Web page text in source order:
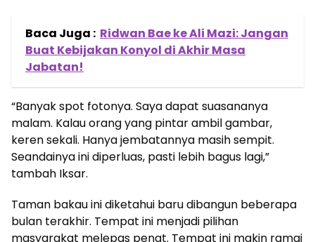
Baca Juga : Ridwan Bae ke Ali Mazi: Jangan
Buat Kebijakan Konyol di Akhir Masa
Jabatan!
“Banyak spot fotonya. Saya dapat suasananya
malam. Kalau orang yang pintar ambil gambar,
keren sekali. Hanya jembatannya masih sempit.
Seandainya ini diperluas, pasti lebih bagus lagi,”
tambah Iksar.
Taman bakau ini diketahui baru dibangun beberapa
bulan terakhir. Tempat ini menjadi pilihan
masyarakat melepas penat. Tempat ini makin ramai